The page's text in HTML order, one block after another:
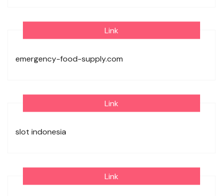
Link
emergency-food-supply.com
Link
slot indonesia
Link